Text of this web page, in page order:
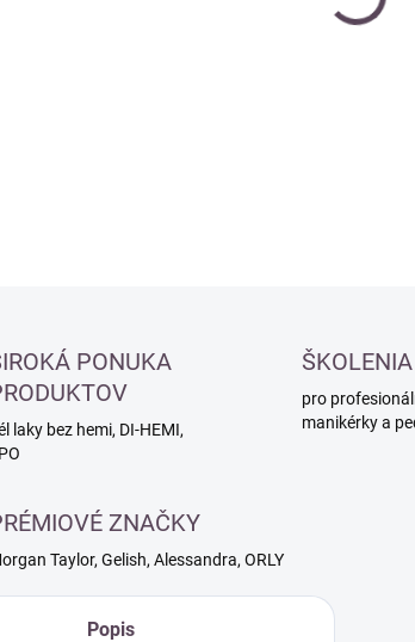
PONUKA
laky bez hemi, DI-HEMI,
ŠKOLENIA
pro
manikérky a
ZNAČKY
Taylor, Gelish, Alessandra, ORLY
Popis